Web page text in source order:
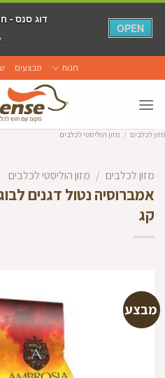
to
content
חנות מבצעים
מזון לכלבים / מזון הוליסטי לכלבים
מזון לכלבים / מזון הוליסטי לכלבים
קג
מבצע
דוג סנס -
OPEN
דוג סנס -
OPEN